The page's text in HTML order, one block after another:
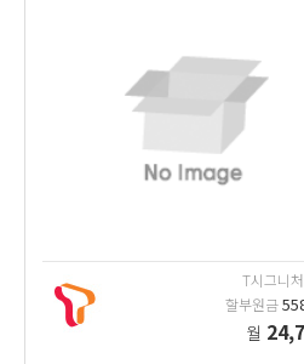
T시그니
할부원금
월